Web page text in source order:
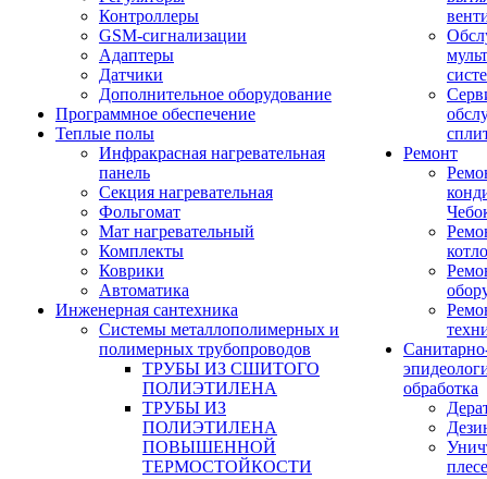
Контроллеры
GSM-сигнализации
Адаптеры
Датчики
Дополнительное оборудование
Программное обеспечение
Теплые полы
Инфракрасная нагревательная
панель
Секция нагревательная
Фольгомат
Мат нагревательный
Комплекты
Коврики
Автоматика
Инженерная сантехника
Системы металлополимерных и
полимерных трубопроводов
ТРУБЫ ИЗ СШИТОГО
ПОЛИЭТИЛЕНА
ТРУБЫ ИЗ
ПОЛИЭТИЛЕНА
ПОВЫШЕННОЙ
ТЕРМОСТОЙКОСТИ
Ремонт
обработка